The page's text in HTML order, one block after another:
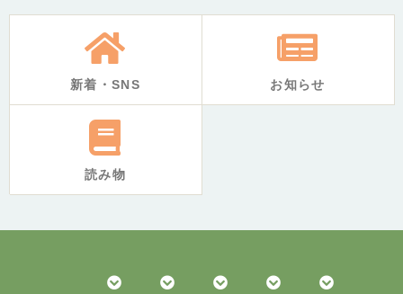
新着・SNS お知らせ
読み物